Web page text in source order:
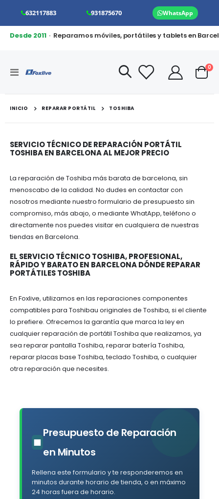
632117883 931875670 WhatsApp
Desde 2011· Reparamos móviles, portátiles y tablets en
Toggle
Cart
0
INICIO REPARAR PORTÁTIL TOSHIBA
SERVICIO TÉCNICO DE REPARACIÓN PORTÁTIL
TOSHIBA EN BARCELONA AL MEJOR PRECIO
La reparación de Toshiba más barata de barcelona, sin
menoscabo de la calidad. No dudes en contactar con
nosotros mediante nuestro formulario de presupuesto sin
compromiso, más abajo, o mediante WhatApp, teléfono o
directamente nos puedes visitar en cualquiera de nuestras
tiendas en Barcelona.
EL SERVICIO TÉCNICO TOSHIBA, PROFESIONAL,
RÁPIDO Y BARATO EN BARCELONA DÓNDE REPARAR
PORTÁTILES TOSHIBA
En Foxlive, utilizamos en las reparaciones componentes
compatibles para Toshibau originales de Toshiba, si el cliente
lo prefiere. Ofrecemos la garantía que marca la ley en
cualquier reparación de portátil Toshiba que realizamos, ya
sea reparar pantalla Toshiba, reparar batería Toshiba,
reparar placas base Toshiba, teclado Toshiba, o cualquier
otra reparación que necesites.
■Presupuesto de Reparación
en Minutos
Rellena este formulario y te responderemos en
minutos durante horario de tienda, o en máximo
24 horas fuera de horario.